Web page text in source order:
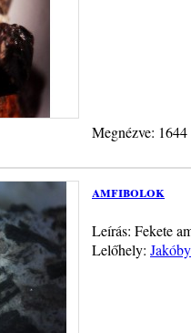
Megnézve:
amfibolok
Leírás: Fekete
Lelőhely: